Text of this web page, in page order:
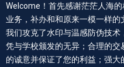
Welcome！首先感谢茫茫人海
业务，补办和和原来一模一样的
我们攻克了水印与温感防伪技
凭与学校颁发的无异；合理的
的诚意并保证了您的利益；强